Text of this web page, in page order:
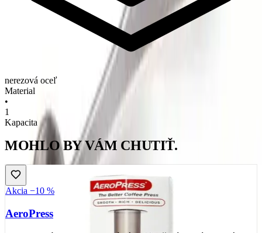
nerezová oceľ
Material
•
1
Kapacita
MOHLO BY VÁM CHUTIŤ.
Akcia −10 %
AeroPress